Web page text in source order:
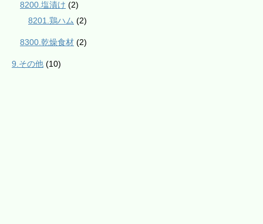
8200.塩漬け (2)
8201.鶏ハム (2)
8300.乾燥食材 (2)
9.その他 (10)